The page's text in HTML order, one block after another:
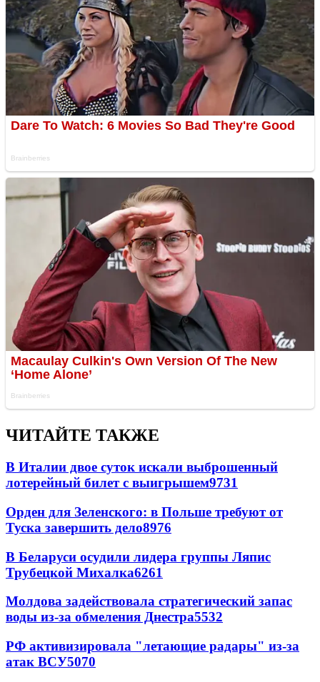
ЧИТАЙТЕ ТАКЖЕ
В Италии двое суток искали выброшенный
лотерейный билет с выигрышем9731
Орден для Зеленского: в Польше требуют от
Туска завершить дело8976
В Беларуси осудили лидера группы Ляпис
Трубецкой Михалка6261
Молдова задействовала стратегический запас
воды из-за обмеления Днестра5532
РФ активизировала "летающие радары" из-за
атак ВСУ5070